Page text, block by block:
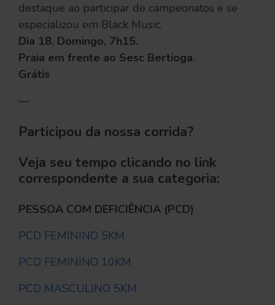
destaque ao participar de campeonatos e se
especializou em Black Music.
Dia 18. Domingo, 7h15.
Praia em frente ao Sesc Bertioga.
Grátis
—
Participou da nossa corrida?
Veja seu tempo clicando no link
correspondente a sua categoria:
PESSOA COM DEFICIÊNCIA (PCD)
PCD FEMININO 5KM
PCD FEMININO 10KM
PCD MASCULINO 5KM